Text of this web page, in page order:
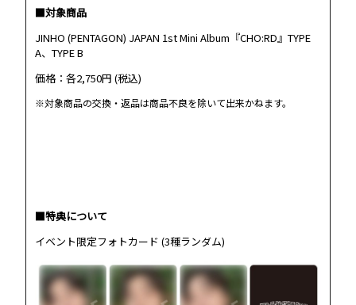
■対象商品
JINHO (PENTAGON) JAPAN 1st Mini Album『CHO:RD』TYPE
A、TYPE B
価格：各2,750円 (税込)
※対象商品の交換・返品は商品不良を除いて出来かねます。
■特典について
イベント限定フォトカード (3種ランダム)